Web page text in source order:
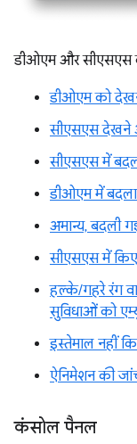
डीओएम और सीएसएस
डीओएम को
सीएसएस देखने
सीएसएस में
डीओएम में
अमान्य, बदली
सीएसएस में किए
हल्के/गहरे रंग
सुविधाओं को
इस्तेमाल नहीं
ऐनिमेशन की
कंसोल पैनल